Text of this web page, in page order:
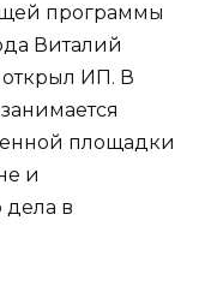
программы
Виталий
ИП. В
площадки
и
в